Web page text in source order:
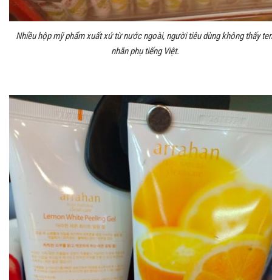
Nhiều hộp mỹ phẩm xuất xứ từ nước ngoài, người tiêu dùng không thấy
nhãn phụ tiếng Việt.